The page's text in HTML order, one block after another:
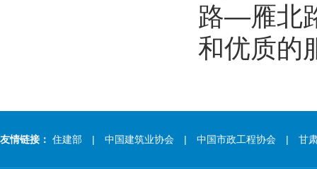
路—雁北
和优质的
友情链接： 住建部 | 中国建筑业协会 | 中国市政工程协会 | 甘肃